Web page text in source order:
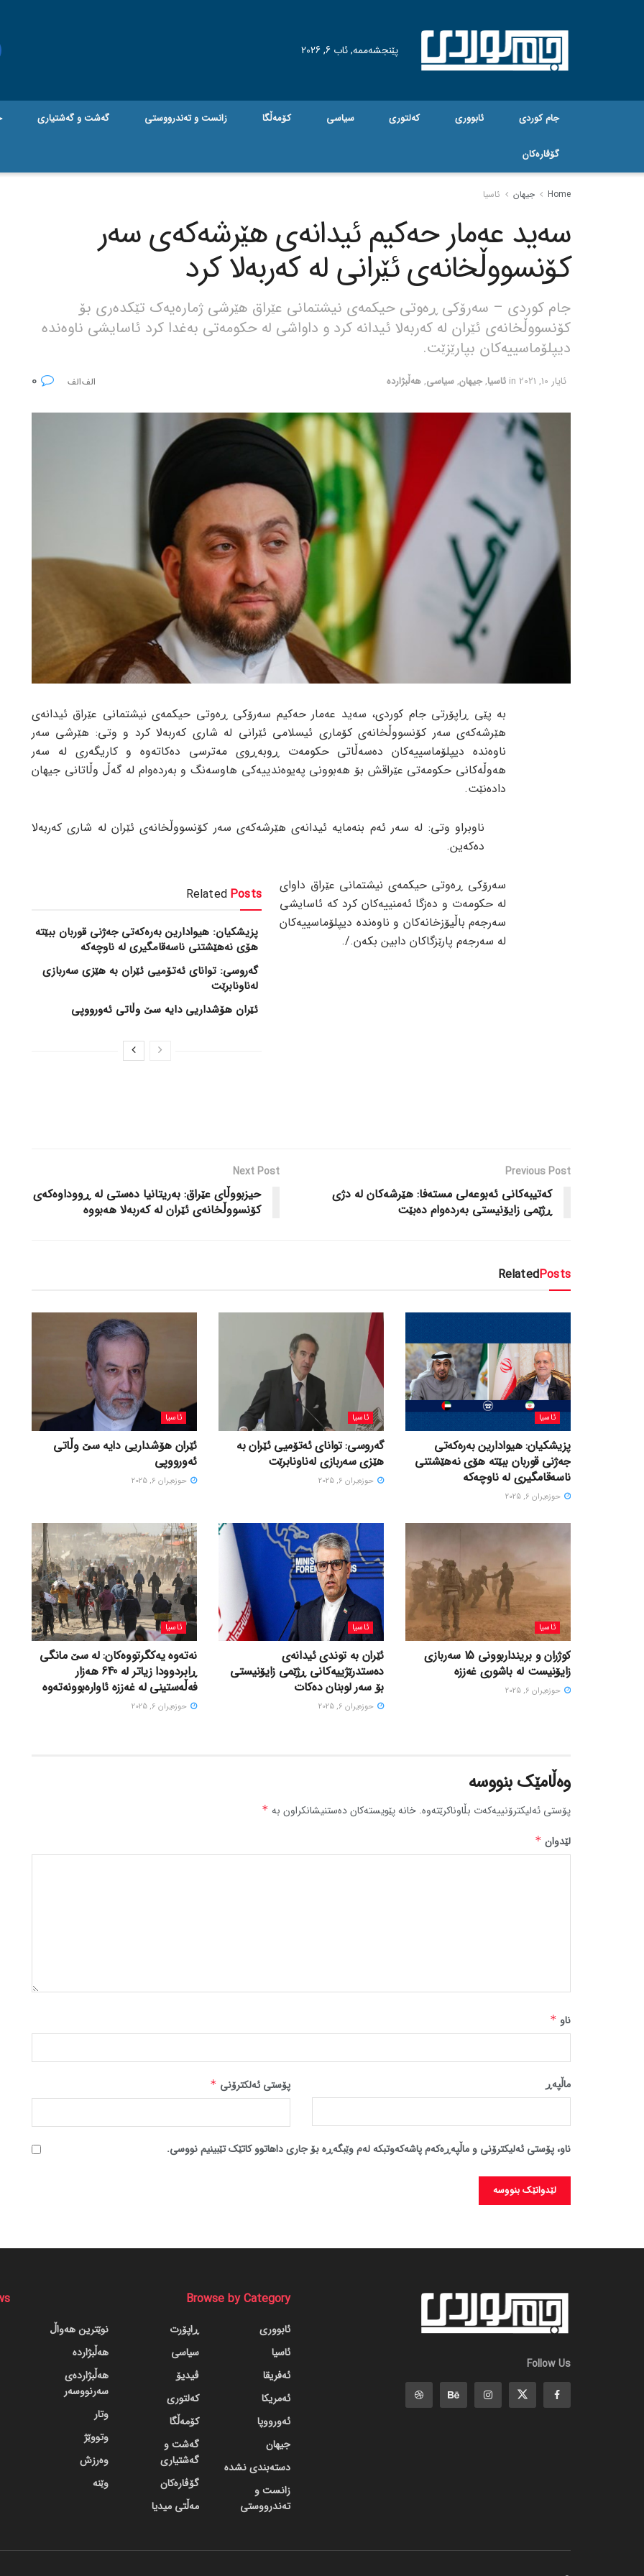
پێنجشەممە, ئاب 6, 2026
جام کوردی ئابووری کەلتوری سیاسی کۆمەڵگا زانست و تەندرووستی گه‌شت و گه‌شتیاری
گۆڤاره‌کان
Home جیهان ئاسیا
سەید عەمار حەکیم ئیدانەی هێرشەکەی سەر
کۆنسووڵخانەی ئێرانی لە کەربەلا کرد
جام کوردی – سەرۆکی ڕەوتی حیکمەی نیشتمانی عێراق هێرشی ژمارەیەک تێکدەری بۆ
کۆنسووڵخانەی ئێران لە کەربەلا ئیدانە کرد و داواشی لە حکومەتی بەغدا کرد ئاسایشی ناوەندە
دیپلۆماسییەکان بپارێزێت.
ئایار 10, 2021 in ئاسیا,جیهان,سیاسی,هەڵبژاردە
بە پێی ڕاپۆرتی جام کوردی، سەید عەمار حەکیم سەرۆکی ڕەوتی حیکمەی نیشتمانی عێراق ئیدانەی
هێرشەکەی سەر کۆنسووڵخانەی کۆماری ئیسلامی ئێرانی لە شاری کەربەلا کرد و وتی: هێرشی سەر
ناوەندە دیپلۆماسییەکان دەسەڵاتی حکومەت ڕوبەڕوی مەترسی دەکاتەوە و کاریگەری لە سەر
هەوڵەکانی حکومەتی عێراقش بۆ هەبوونی پەیوەندییەکی هاوسەنگ و بەردەوام لە گەڵ وڵاتانی جیهان
دادەنێت.
ناوبراو وتی: لە سەر ئەم بنەمایە ئیدانەی هێرشەکەی سەر کۆنسووڵخانەی ئێران لە شاری کەربەلا
دەکەین.
Related Posts
پزیشکیان: هیوادارین بەرەکەتی جەژنی قوربان ببێتە
هۆی نەهێشتنی ناسەقامگیری لە ناوچەکە
گەروسی: توانای ئەتۆمیی ئێران بە هێزی سەربازی
لەناونابرێت
ئێران هۆشداریی دایە سێ وڵاتی ئەورووپی
سەرۆکی ڕەوتی حیکمەی نیشتمانی عێراق داوای
لە حکومەت و دەزگا ئەمنییەکان کرد کە ئاسایشی
سەرجەم باڵیۆزخانەکان و ناوەندە دیپلۆماسییەکان
لە سەرجەم پارێزگاکان دابین بکەن./.
Previous Post
کەتیبەکانی ئەبوعەلی مستەفا: هێرشەکان لە دژی
ڕژێمی زایۆنیستی بەردەوام دەبێت
Next Post
حیزبووڵای عێراق: بەریتانیا دەستی لە ڕووداوەکەی
کۆنسووڵخانەی ئێران لە کەربەلا هەبووە
RelatedPosts
ئاسیا
پزیشکیان: هیوادارین بەرەکەتی
جەژنی قوربان ببێتە هۆی نەهێشتنی
ناسەقامگیری لە ناوچەکە
حوزه‌یران 6, 2025
ئاسیا
گەروسی: توانای ئەتۆمیی ئێران بە
هێزی سەربازی لەناونابرێت
حوزه‌یران 6, 2025
ئاسیا
ئێران هۆشداریی دایە سێ وڵاتی
ئەورووپی
حوزه‌یران 6, 2025
ئاسیا
کوژران و برینداربوونی 15 سەربازی
زایۆنیست لە باشوری غەززە
حوزه‌یران 6, 2025
ئاسیا
ئێران بە توندی ئیدانەی
دەستدرێژییەکانی ڕژێمی زایۆنیستی
بۆ سەر لوبنان دەکات
حوزه‌یران 6, 2025
ئاسیا
نەتەوە یەکگرتووەکان: لە سێ مانگی
ڕابردوودا زیاتر لە 640 هەزار
فەڵەستینی لە غەززە ئاوارەبوونەتەوە
حوزه‌یران 6, 2025
وەڵامێک بنووسە
پۆستی ئەلیکترۆنییەکەت بڵاوناکرێتەوە. خانە پێویستەکان دەستنیشانکراون بە *
لێدوان *
ناو *
پۆستی ئەلکترۆنی * ماڵپه‌ڕ
ناو، پۆستی ئەلیکترۆنی و ماڵپەڕەکەم پاشەکەوتبکە لەم وێبگەڕە بۆ جاری داهاتوو کاتێک تێبینیم نووسی.
Follow Us
Browse by Category
ئابووری
ئاسیا
ئەفریقا
ئەمریکا
ئەورووپا
جیهان
دسته‌بندی نشده
زانست و
تەندرووستی
ڕاپۆرت
سیاسی
ڤیدیۆ
کەلتوری
کۆمەڵگا
گه‌شت و
گه‌شتیاری
گۆڤاره‌کان
مەڵتی میدیا
نوێترین هەواڵ
هەڵبژاردە
هەڵبژاردەی
سەرنووسەر
وتار
وتووێژ
وەرزش
وێنە